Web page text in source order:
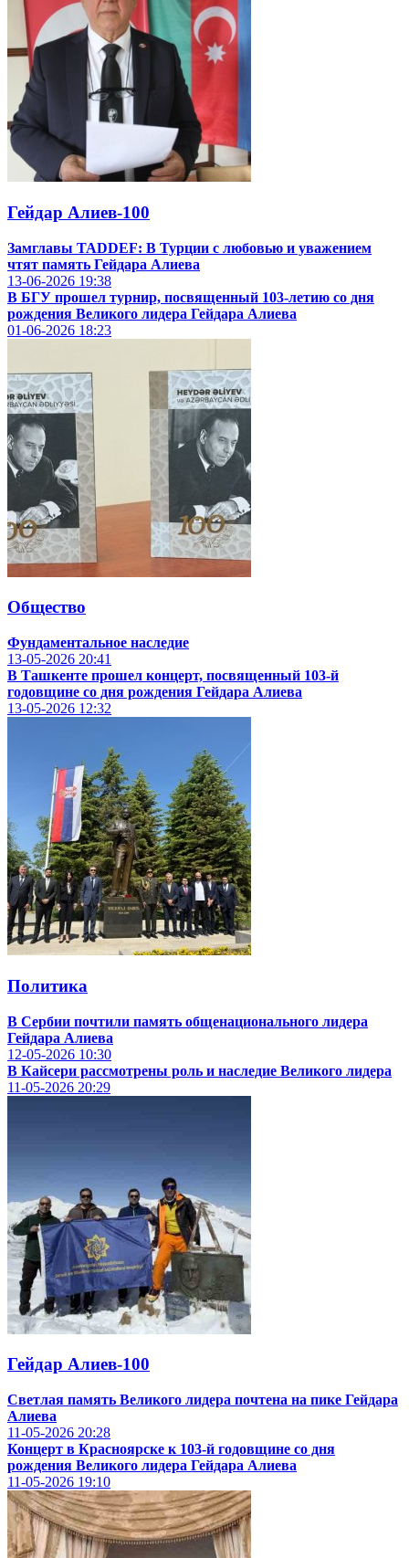
Гейдар Алиев-100
Замглавы TADDEF: В Турции с любовью и уважением
чтят память Гейдара Алиева
13-06-2026 19:38
В БГУ прошел турнир, посвященный 103-летию со дня
рождения Великого лидера Гейдара Алиева
01-06-2026 18:23
Общество
Фундаментальное наследие
13-05-2026 20:41
В Ташкенте прошел концерт, посвященный 103-й
годовщине со дня рождения Гейдара Алиева
13-05-2026 12:32
Политика
В Сербии почтили память общенационального лидера
Гейдара Алиева
12-05-2026 10:30
В Кайсери рассмотрены роль и наследие Великого лидера
11-05-2026 20:29
Гейдар Алиев-100
Светлая память Великого лидера почтена на пике Гейдара
Алиева
11-05-2026 20:28
Концерт в Красноярске к 103-й годовщине со дня
рождения Великого лидера Гейдара Алиева
11-05-2026 19:10